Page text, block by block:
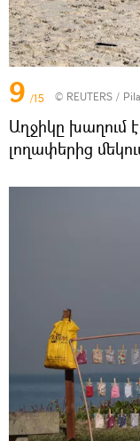
9 /15 © REUTERS /
Աղջիկը խաղում
լողափերից